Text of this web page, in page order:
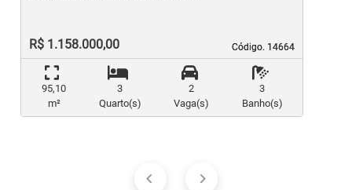
Código. 14664
Código. 14664
R$ 1.158.000,00
95,10
m²
3
Quarto(s)
2
Vaga(s)
3
Banho(s)